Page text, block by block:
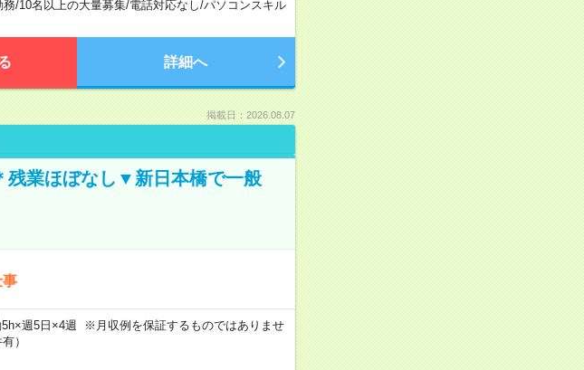
務/10名以上の大量募集/電話対応なし/パソコンスキル
詳細へ
掲載日：2026.08.07
残業ほぼなし▼新日本橋で一般
事
週5日×4週 ※月収例を保証するものではありませ
）